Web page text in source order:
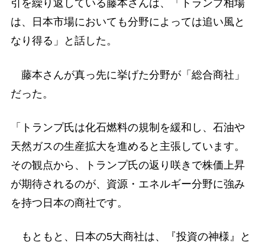
引を繰り返している藤本さんは、「トランプ相場
は、日本市場においても分野によっては追い風と
なり得る」と話した。
藤本さんが真っ先に挙げた分野が「総合商社」
だった。
「トランプ氏は化石燃料の規制を緩和し、石油や
天然ガスの生産拡大を進めると主張しています。
その観点から、トランプ氏の返り咲きで株価上昇
が期待されるのが、資源・エネルギー分野に強み
を持つ日本の商社です。
もともと、日本の5大商社は、『投資の神様』と